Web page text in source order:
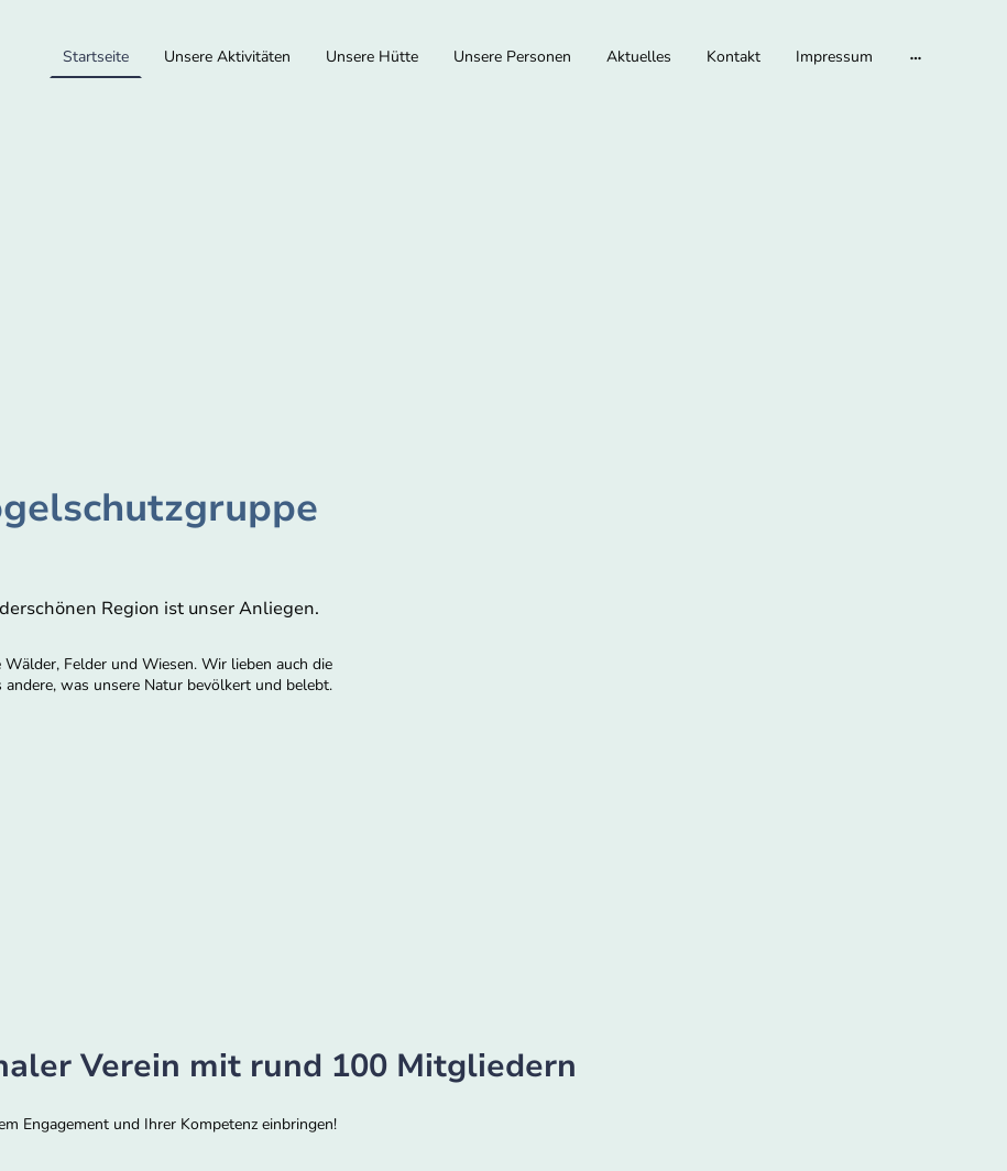
Startseite Unsere Aktivitäten Unsere Hütte Unsere Personen Aktuelles Kontakt Impressum
Region ist unser Anliegen.
Felder und Wiesen. Wir lieben auch die
was unsere Natur bevölkert und belebt.
Verein mit rund 100 Mitgliedern
Engagement und Ihrer Kompetenz einbringen!